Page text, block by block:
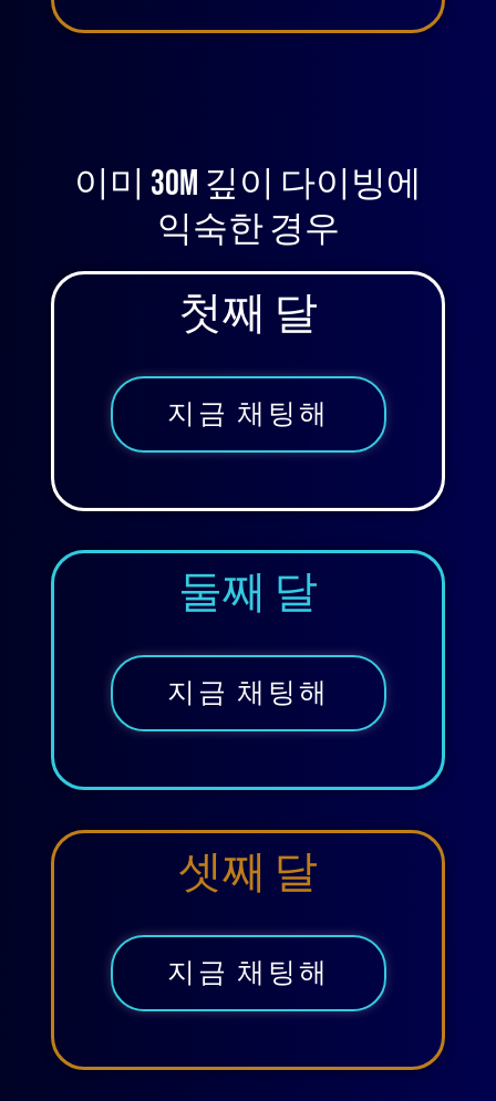
이미 30m 깊이 다이빙에
익숙한 경우
첫째 달
지금 채팅해
둘째 달
지금 채팅해
셋째 달
지금 채팅해